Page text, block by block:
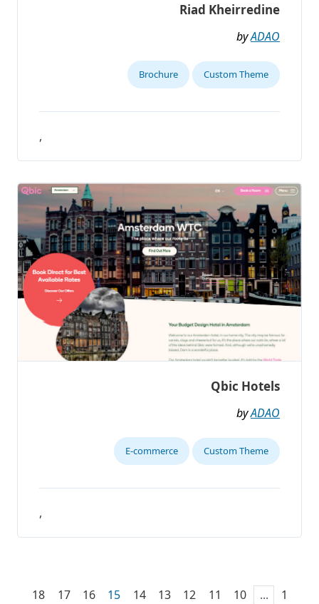
Riad Kheirredine
byADAO
Custom Theme
Brochure
,
Qbic Hotels
byADAO
Custom Theme
E-commerce
,
1
...
10
11
12
13
14
15
16
17
18